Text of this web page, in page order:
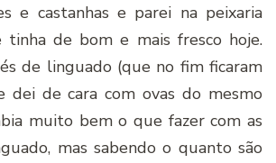
e castanhas e parei na peixaria
de bom e mais fresco hoje.
de linguado (que no fim ficaram
dei de cara com ovas do mesmo
muito bem o que fazer com as
mas sabendo o quanto são